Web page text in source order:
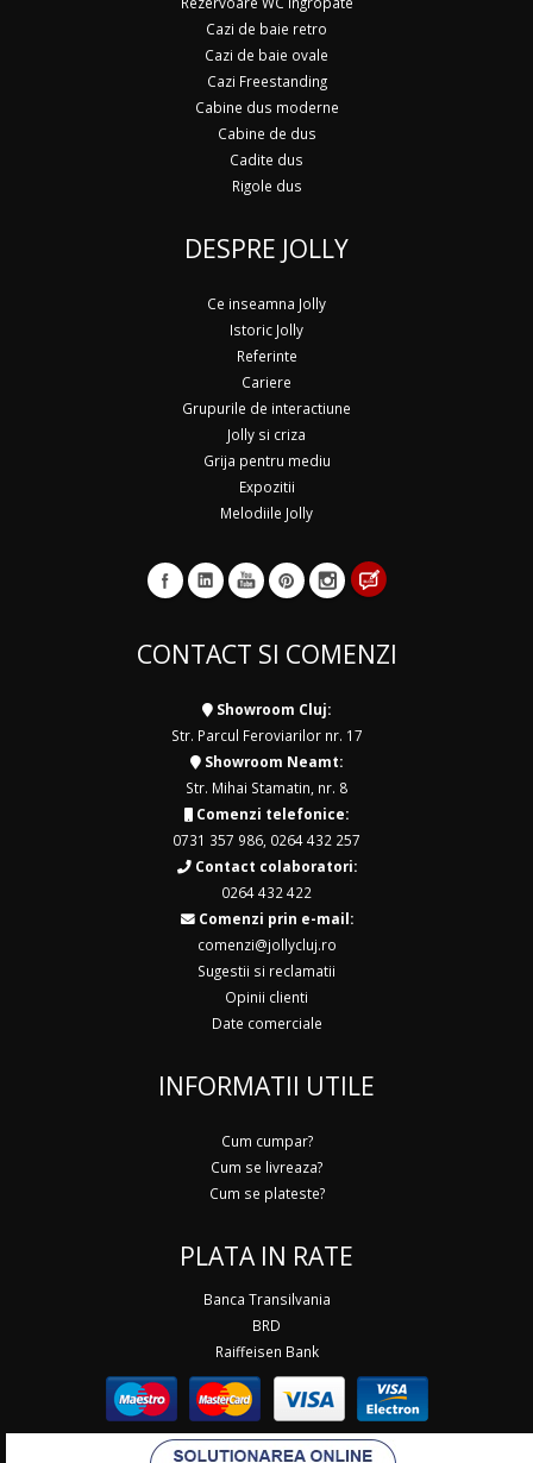
Cazi de baie retro
Cazi de baie ovale
Cazi Freestanding
Cabine dus moderne
Cabine de dus
Cadite dus
Rigole dus
DESPRE JOLLY
Ce inseamna Jolly
Istoric Jolly
Referinte
Cariere
Grupurile de interactiune
Jolly si criza
Grija pentru mediu
Expozitii
Melodiile Jolly
CONTACT SI COMENZI
Showroom Cluj:
Str. Parcul Feroviarilor nr. 17
Showroom Neamt:
Str. Mihai Stamatin, nr. 8
Comenzi telefonice:
0731 357 986 0264 432 257
Contact colaboratori:
0264 432 422
Comenzi prin e-mail:
comenzi@jollycluj.ro
Sugestii si reclamatii
Opinii clienti
Date comerciale
INFORMATII UTILE
Cum cumpar?
Cum se livreaza?
Cum se plateste?
PLATA IN RATE
Banca Transilvania
BRD
Raiffeisen Bank